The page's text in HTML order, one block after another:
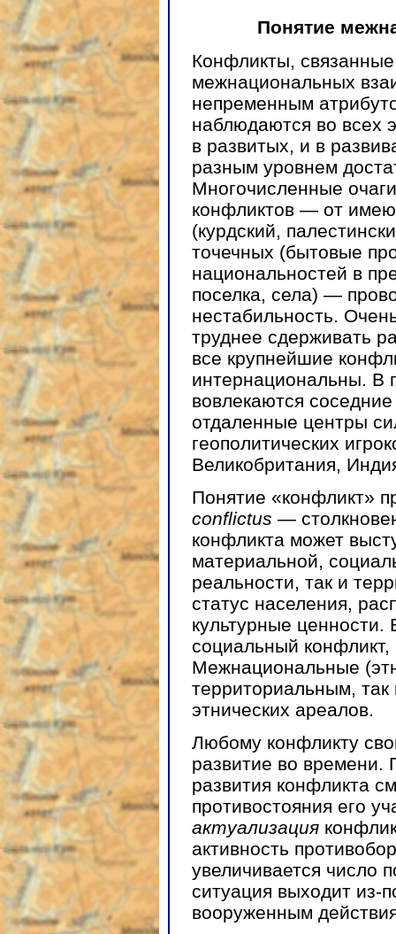
Понятие
Конфликты,
межнациональных
непременным
наблюдаются во всех
в развитых, и в
разным уровнем
Многочисленные
конфликтов — от
(курдский,
точечных (бытовые
национальностей в
поселка, села) —
нестабильность.
труднее сдерживать
все крупнейшие
интернациональны. В
вовлекаются
отдаленные центры
геополитических
Великобритания,
Понятие «конфликт»
conflictus —
конфликта может
материальной,
реальности, так и
статус населения,
культурные
социальный
Межнациональные
территориальным, так
этнических ареалов.
Любому конфликту
развитие во
развития конфликта
противостояния его
актуализация
активность
увеличивается число
ситуация выходит из-
вооруженным